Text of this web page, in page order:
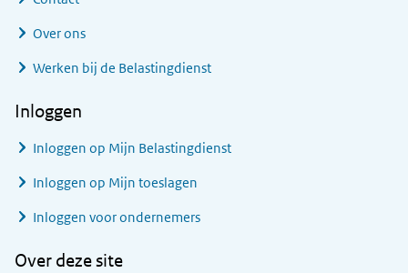
Over ons
Werken bij de Belastingdienst
Inloggen
Inloggen op Mijn Belastingdienst
Inloggen op Mijn toeslagen
Inloggen voor ondernemers
Over deze site